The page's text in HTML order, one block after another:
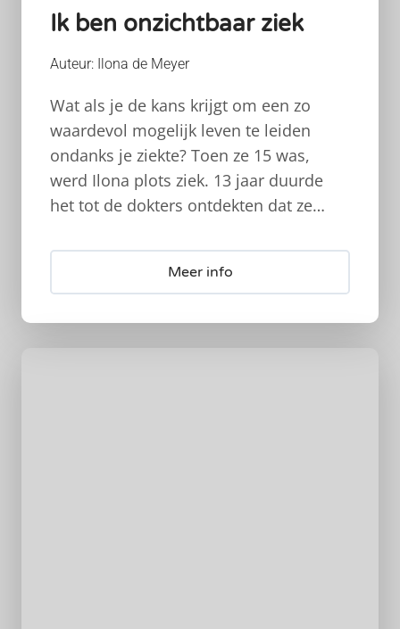
Ik ben onzichtbaar ziek
Auteur: Ilona de Meyer
Wat als je de kans krijgt om een zo
waardevol mogelijk leven te leiden
ondanks je ziekte? Toen ze 15 was,
werd Ilona plots ziek. 13 jaar duurde
het tot de dokters ontdekten dat ze…
Meer info